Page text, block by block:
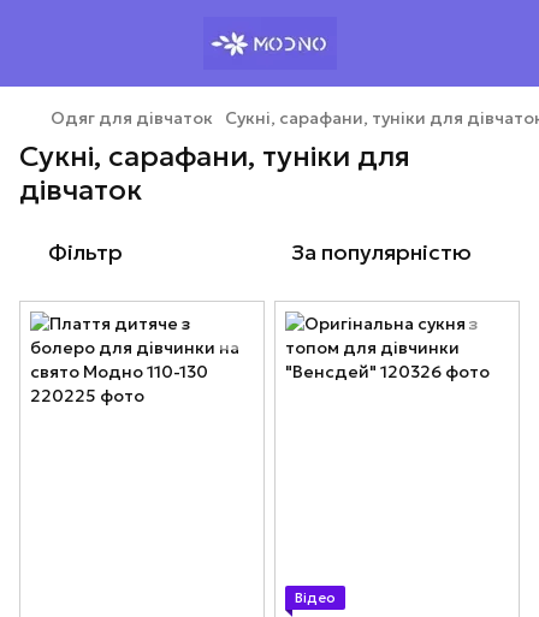
Одяг для дівчаток Сукні, сарафани, туніки для
Сукні, сарафани, туніки для
дівчаток
Фільтр За популярністю
Відео